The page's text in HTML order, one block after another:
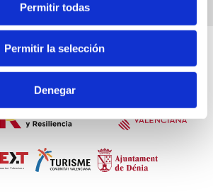
Permitir todas
Permitir la selección
Denegar